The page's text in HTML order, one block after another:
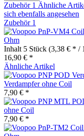
Zubehör 1 Ähnliche
sich ebenfalls angesehen
Zubehör 1
Ohm
Inhalt 5 Stück (3,38 € * /
16,90 € *
Ähnliche Artikel
Verdampfer ohne Coil
7,90 € *
ohne Coil
7,90 € *